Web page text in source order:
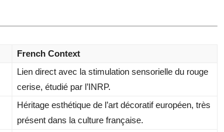
French Context
Lien direct avec la stimulation sensorielle du rouge
cerise, étudié par l’INRP.
Héritage esthétique de l’art décoratif européen, très
présent dans la culture française.